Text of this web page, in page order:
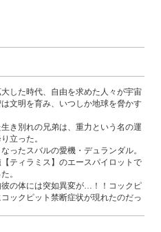
した時代、自由を求めた人々が宇宙
文明を育み、いつしか地球を脅かす
き別れの兄弟は、重力という名の運
立った。
ったスバルの愛機・デュランダル。
ティラミス】のエースパイロットで
。
の体には突如異変が…！！コックピ
ックピット禁断症状が現れたのだっ